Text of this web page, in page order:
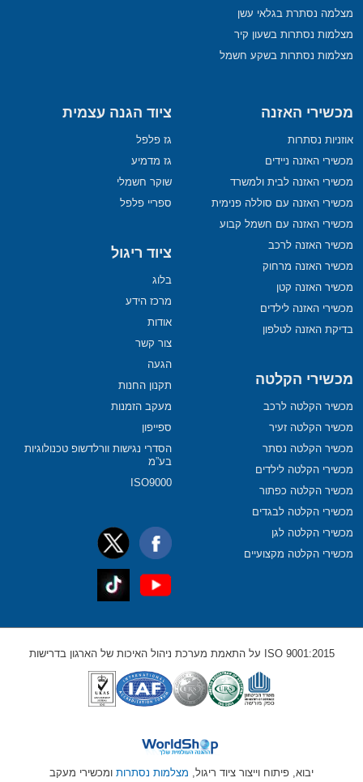
מצלמה נסתרת בגלאי עשן
מצלמות נסתרות בשעון קיר
מצלמות נסתרות בשקע חשמל
מכשירי האזנה
אוזניות נסתרות
מכשירי האזנה ניידים
מכשירי האזנה לבית ולמשרד
מכשירי האזנה עם סוללה פנימית
מכשירי האזנה עם חשמל קבוע
מכשיר האזנה לרכב
מכשיר האזנה מרחוק
מכשיר האזנה קטן
מכשירי האזנה לילדים
בדיקת האזנה לטלפון
מכשירי הקלטה
מכשיר הקלטה לרכב
מכשיר הקלטה זעיר
מכשיר הקלטה נסתר
מכשירי הקלטה לילדים
מכשיר הקלטה כפתור
מכשירי הקלטה לבגדים
מכשירי הקלטה לגן
מכשירי הקלטה מקצועיים
ציוד הגנה עצמית
גז פלפל
גז מדמיע
שוקר חשמלי
ספריי פלפל
ציוד ריגול
בלוג
מרכז הידע
אודות
צור קשר
הגעה
תקנון החנות
מעקב הזמנות
ספייפון
הסדרי נגישות וורלדשופ טכנולוגיות
בע”מ
ISO9000
ISO 9001:2015 על התאמת מערכת ניהול האיכות של הארגון בדרישות
יבוא, פיתוח וייצור ציוד ריגול, מצלמות נסתרות ומכשירי מעקב